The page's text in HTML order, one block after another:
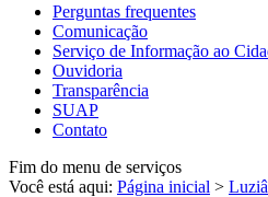
Perguntas frequentes
Comunicação
Serviço de Informação ao
Ouvidoria
Transparência
SUAP
Contato
Fim do menu de serviços
Você está aqui: Página inicial >